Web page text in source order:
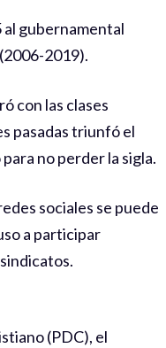
al gubernamental
2019).
con las clases
pasadas triunfó el
no perder la sigla.
sociales se puede
a participar
(PDC), el